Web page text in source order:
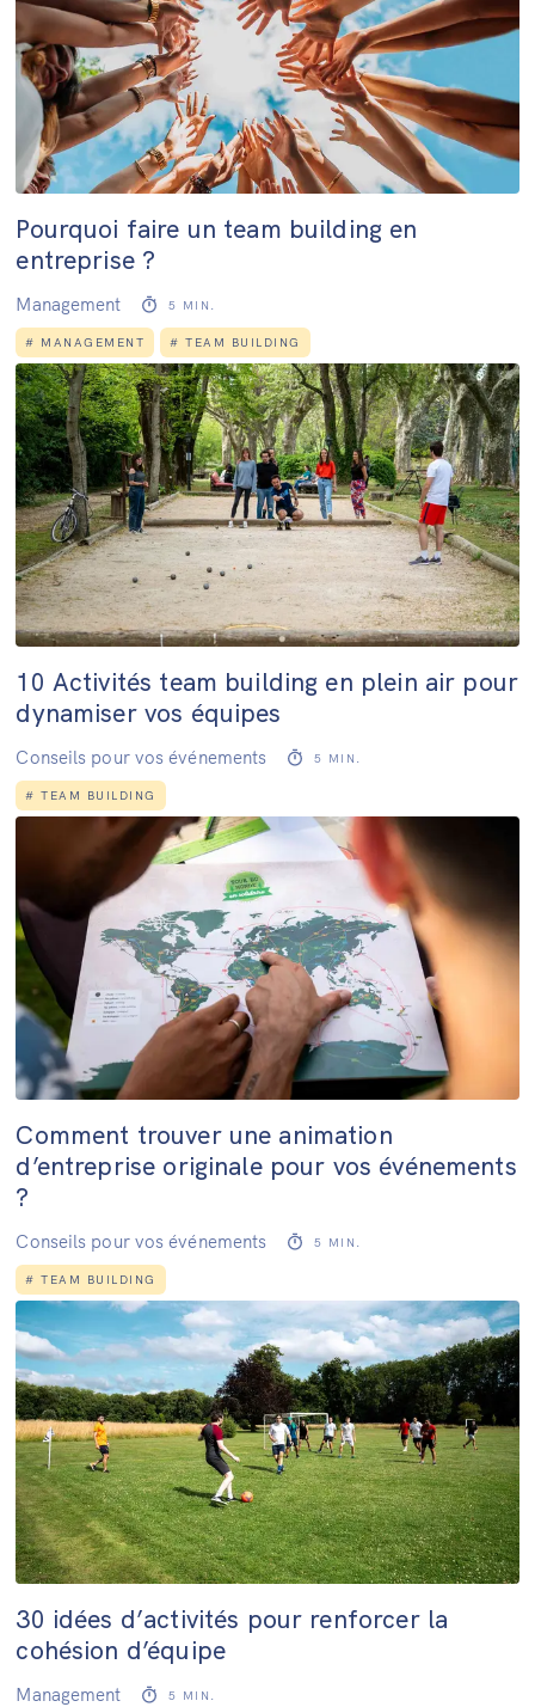
Pourquoi faire un team building en
entreprise ?
Management 5 MIN.
# MANAGEMENT #TEAM BUILDING
10 Activités team building en plein air pour
dynamiser vos équipes
Conseils pour vos événements 5 MIN.
#TEAM BUILDING
Comment trouver une animation
d’entreprise originale pour vos événements
?
Conseils pour vos événements 5 MIN.
#TEAM BUILDING
30 idées d’activités pour renforcer la
cohésion d’équipe
Management 5 MIN.